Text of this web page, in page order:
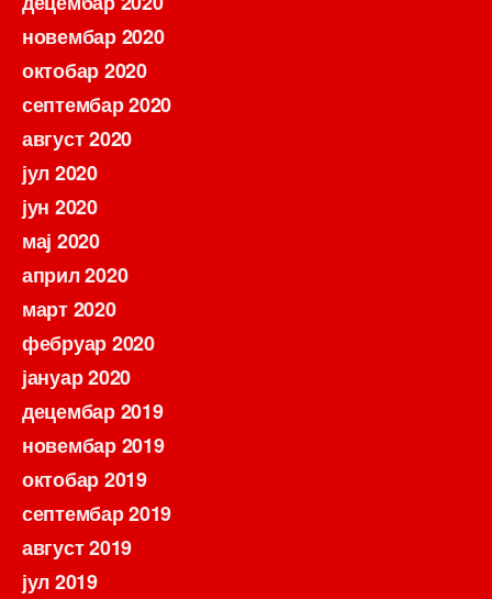
новембар 2020
октобар 2020
септембар 2020
август 2020
јул 2020
јун 2020
мај 2020
април 2020
март 2020
фебруар 2020
јануар 2020
децембар 2019
новембар 2019
октобар 2019
септембар 2019
август 2019
јул 2019